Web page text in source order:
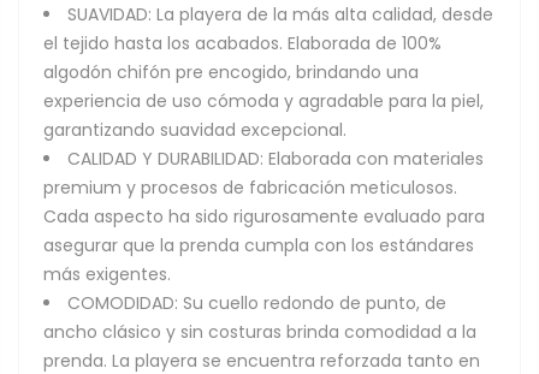
SUAVIDAD: La playera de la más alta calidad, desde
el tejido hasta los acabados. Elaborada de 100%
algodón chifón pre encogido, brindando una
experiencia de uso cómoda y agradable para la piel,
garantizando suavidad excepcional.
CALIDAD Y DURABILIDAD: Elaborada con materiales
premium y procesos de fabricación meticulosos.
Cada aspecto ha sido rigurosamente evaluado para
asegurar que la prenda cumpla con los estándares
más exigentes.
COMODIDAD: Su cuello redondo de punto, de
ancho clásico y sin costuras brinda comodidad a la
prenda. La playera se encuentra reforzada tanto en